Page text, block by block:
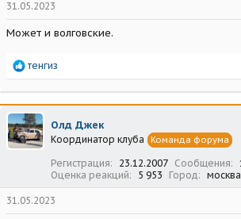
31.05.2023
Может и волговские.
Р
а
к
ц
и
и
тенгиз
Олд Джек
Координатор клуба Команда форума
Регистрация 23.12.2007 Сообщения
Оценка реакций
5 953 Город москва
31.05.2023